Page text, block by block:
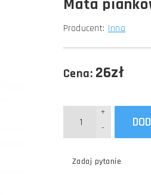
Mata
Producent: Inna
Cena: 26zł
-
+
Zadaj pytanie